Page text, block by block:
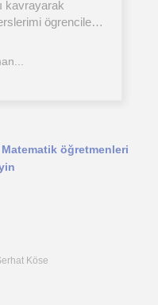
kavrayarak
ögrencilerin
öğretmenleri
Köse